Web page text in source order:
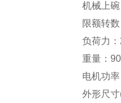
机械上
限额转
负荷力
重量：
电机功
外形尺